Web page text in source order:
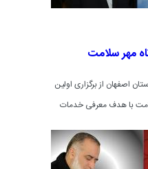
مهر سلامت
اصفهان از برگزاری اولین
با هدف معرفی خدمات
به جامعه خبر داد